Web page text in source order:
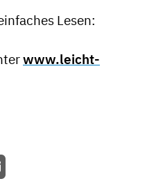
Lesen:
www.leicht-